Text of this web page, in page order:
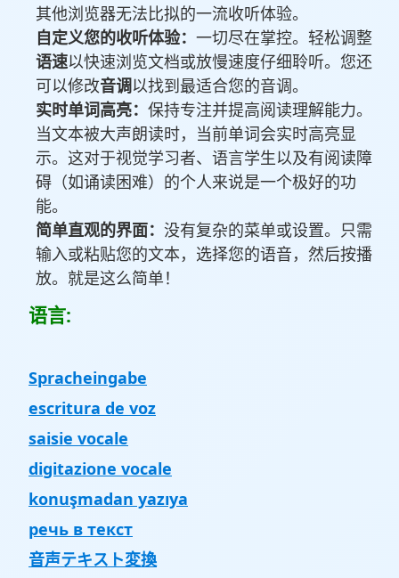
其他浏览器无法比拟的一流收听体验。
自定义您的收听体验： 一切尽在掌控。轻松调整
语速以快速浏览文档或放慢速度仔细聆听。您还
可以修改音调以找到最适合您的音调。
实时单词高亮： 保持专注并提高阅读理解能力。
当文本被大声朗读时，当前单词会实时高亮显
示。这对于视觉学习者、语言学生以及有阅读障
碍（如诵读困难）的个人来说是一个极好的功
能。
简单直观的界面： 没有复杂的菜单或设置。只需
输入或粘贴您的文本，选择您的语音，然后按播
放。就是这么简单！
语言:
Spracheingabe
escritura de voz
saisie vocale
digitazione vocale
konuşmadan yazıya
речь в текст
音声テキスト変換